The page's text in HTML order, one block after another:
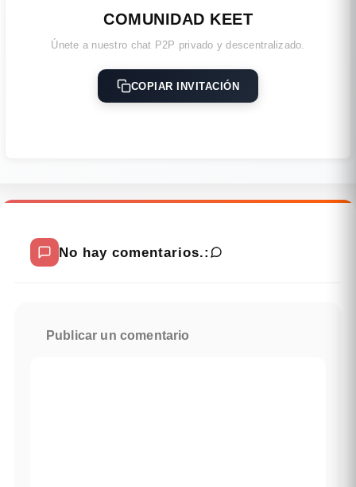
COMUNIDAD KEET
Únete a nuestro chat P2P privado y descentralizado.
COPIAR INVITACIÓN
No hay comentarios.:
Publicar un comentario